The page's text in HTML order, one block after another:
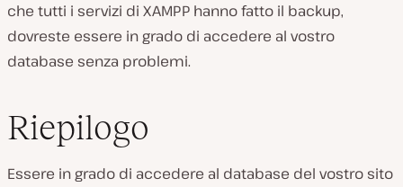
che tutti i servizi di XAMPP hanno fatto il backup,
dovreste essere in grado di accedere al vostro
database senza problemi.
Riepilogo
Essere in grado di accedere al database del vostro sito